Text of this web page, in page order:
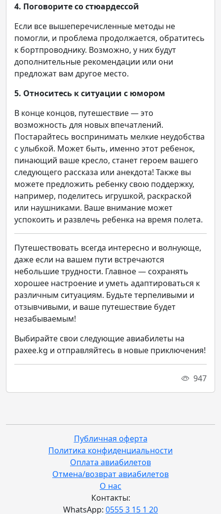
4. Поговорите со стюардессой
Если все вышеперечисленные методы не
помогли, и проблема продолжается, обратитесь
к бортпроводнику. Возможно, у них будут
дополнительные рекомендации или они
предложат вам другое место.
5. Относитесь к ситуации с юмором
В конце концов, путешествие — это
возможность для новых впечатлений.
Постарайтесь воспринимать мелкие неудобства
с улыбкой. Может быть, именно этот ребенок,
пинающий ваше кресло, станет героем вашего
следующего рассказа или анекдота! Также вы
можете предложить ребенку свою поддержку,
например, поделитесь игрушкой, раскраской
или наушниками. Ваше внимание может
успокоить и развлечь ребенка на время полета.
Путешествовать всегда интересно и волнующе,
даже если на вашем пути встречаются
небольшие трудности. Главное — сохранять
хорошее настроение и уметь адаптироваться к
различным ситуациям. Будьте терпеливыми и
отзывчивыми, и ваше путешествие будет
незабываемым!
Выбирайте свои следующие авиабилеты на
paxee.kg и отправляйтесь в новые приключения!
947
Публичная оферта
Политика конфиденциальности
Оплата авиабилетов
Отмена/возврат авиабилетов
О нас
Контакты:
WhatsApp: 0555 3 15 1 20